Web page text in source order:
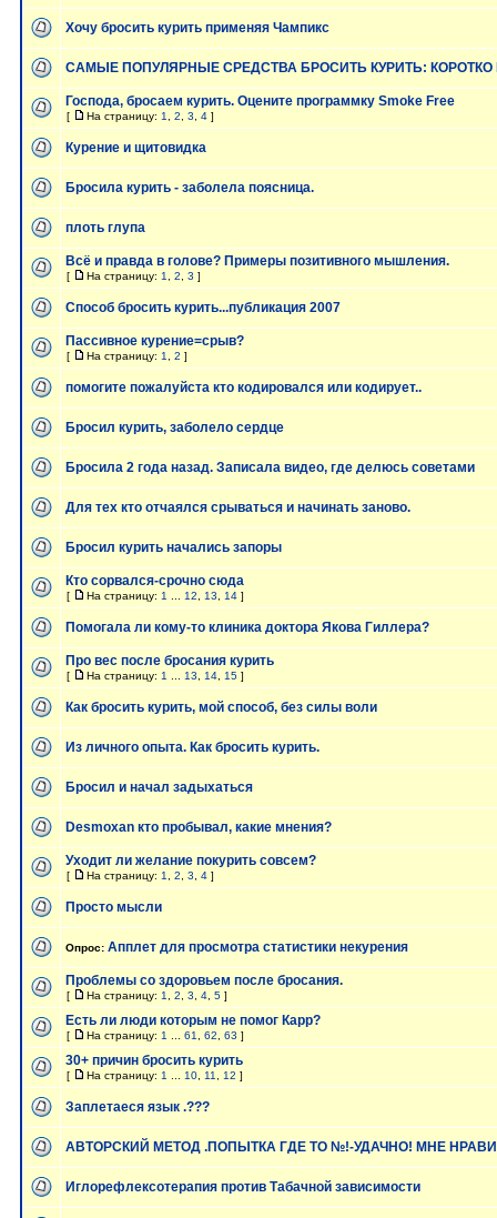
Хочу бросить курить применяя Чампикс
САМЫЕ ПОПУЛЯРНЫЕ СРЕДСТВА БРОСИТЬ КУРИТЬ: КОРОТКО
Господа, бросаем курить. Оцените программку Smoke Free
[ На страницу: 1 2 3 4 ]
Курение и щитовидка
Бросила курить - заболела поясница.
плоть глупа
Всё и правда в голове? Примеры позитивного мышления.
[ На страницу: 1 2 3 ]
Способ бросить курить...публикация 2007
Пассивное курение=срыв?
[ На страницу: 1 2 ]
помогите пожалуйста кто кодировался или кодирует..
Бросил курить, заболело сердце
Бросила 2 года назад. Записала видео, где делюсь советами
Для тех кто отчаялся срываться и начинать заново.
Бросил курить начались запоры
Кто сорвался-срочно сюда
[ На страницу: 1 12 13 14 ]
Помогала ли кому-то клиника доктора Якова Гиллера?
Про вес после бросания курить
[ На страницу: 1 13 14 15 ]
Как бросить курить, мой способ, без силы воли
Из личного опыта. Как бросить курить.
Бросил и начал задыхаться
Desmoxan кто пробывал, какие мнения?
Уходит ли желание покурить совсем?
[ На страницу: 1 2 3 4 ]
Просто мысли
Опрос: Апплет для просмотра статистики некурения
Проблемы со здоровьем после бросания.
[ На страницу: 1 2 3 4 5 ]
Есть ли люди которым не помог Карр?
[ На страницу: 1 61 62 63 ]
30+ причин бросить курить
[ На страницу: 1 10 11 12 ]
Заплетаеся язык .???
АВТОРСКИЙ МЕТОД .ПОПЫТКА ГДЕ ТО №!-УДАЧНО! МНЕ
Иглорефлексотерапия против Табачной зависимости